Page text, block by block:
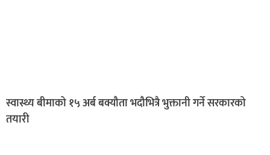
स्वास्थ्य बीमाको १५ अर्ब बक्यौता भदौभित्रै भुक्तानी गर्ने सरकारको
तयारी